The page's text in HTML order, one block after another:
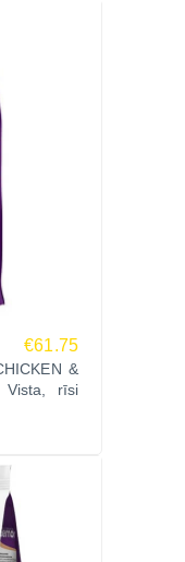
€61.75
&
Vista, rīsi